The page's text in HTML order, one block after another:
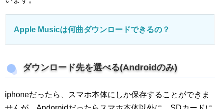
Apple Musicは何曲ダウンロードできるの？
ダウンロード先を選べる(Androidのみ)
iphoneだったら、スマホ本体にしか保存することができま